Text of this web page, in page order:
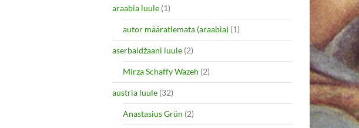
araabia luule (1)
autor määratlemata (araabia) (1)
aserbaidžaani luule (2)
Mirza Schaffy Wazeh (2)
austria luule (32)
Anastasius Grün (2)